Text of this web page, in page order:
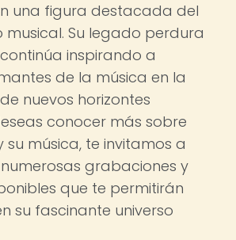
una figura destacada del
musical. Su legado perdura
inspirando a
de la música en la
nuevos horizontes
conocer más sobre
su música, te invitamos a
grabaciones y
que te permitirán
su fascinante universo